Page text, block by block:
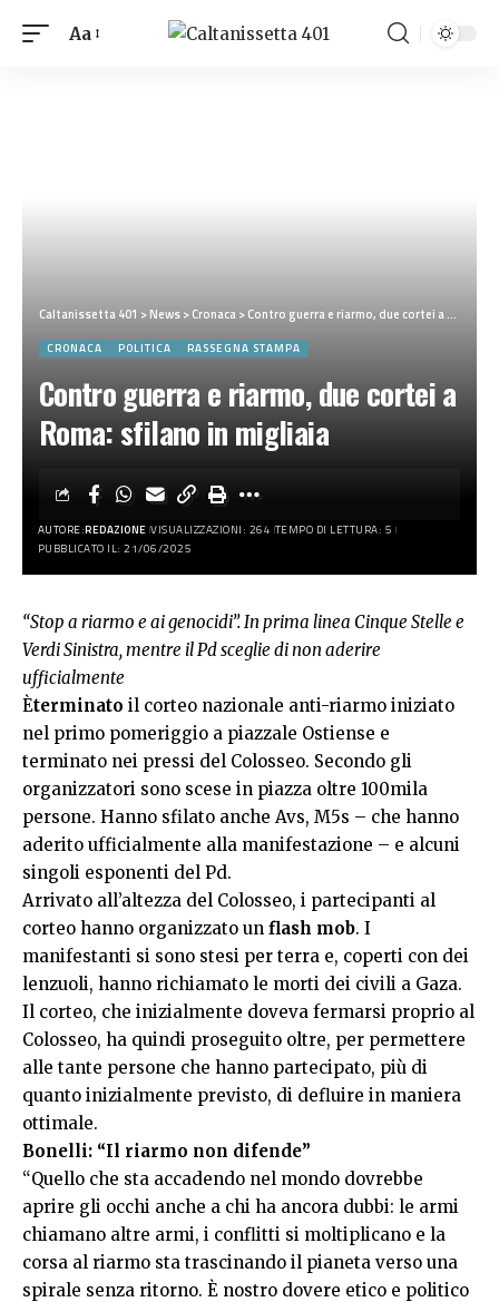
Aa
Caltanissetta 401 >News>Cronaca>Contro guerra e riarmo, due cortei a Roma: sfilano in migliaia
CRONACA POLITICA RASSEGNA STAMPA
Contro guerra e riarmo, due cortei a
Roma: sfilano in migliaia
AUTORE:REDAZIONE VISUALIZZAZIONI: 264 TEMPO DI LETTURA: 5
PUBBLICATO IL: 21/06/2025
“Stop a riarmo e ai genocidi”. In prima linea Cinque Stelle e
Verdi Sinistra, mentre il Pd sceglie di non aderire
ufficialmente
Èterminato il corteo nazionale anti-riarmo iniziato
nel primo pomeriggio a piazzale Ostiense e
terminato nei pressi del Colosseo. Secondo gli
organizzatori sono scese in piazza oltre 100mila
persone. Hanno sfilato anche Avs, M5s – che hanno
aderito ufficialmente alla manifestazione – e alcuni
singoli esponenti del Pd.
Arrivato all’altezza del Colosseo, i partecipanti al
corteo hanno organizzato un flash mob. I
manifestanti si sono stesi per terra e, coperti con dei
lenzuoli, hanno richiamato le morti dei civili a Gaza.
Il corteo, che inizialmente doveva fermarsi proprio al
Colosseo, ha quindi proseguito oltre, per permettere
alle tante persone che hanno partecipato, più di
quanto inizialmente previsto, di defluire in maniera
ottimale.
Bonelli: “Il riarmo non difende”
“Quello che sta accadendo nel mondo dovrebbe
aprire gli occhi anche a chi ha ancora dubbi: le armi
chiamano altre armi, i conflitti si moltiplicano e la
corsa al riarmo sta trascinando il pianeta verso una
spirale senza ritorno. È nostro dovere etico e politico